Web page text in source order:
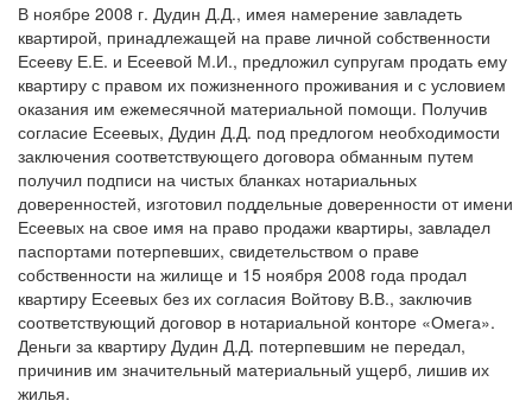
В ноябре 2008 г. Дудин Д.Д., имея намерение завладеть
квартирой, принадлежащей на праве личной собственности
Есееву Е.Е. и Есеевой М.И., предложил супругам продать ему
квартиру с правом их пожизненного проживания и с условием
оказания им ежемесячной материальной помощи. Получив
согласие Есеевых, Дудин Д.Д. под предлогом необходимости
заключения соответствующего договора обманным путем
получил подписи на чистых бланках нотариальных
доверенностей, изготовил поддельные доверенности от имени
Есеевых на свое имя на право продажи квартиры, завладел
паспортами потерпевших, свидетельством о праве
собственности на жилище и 15 ноября 2008 года продал
квартиру Есеевых без их согласия Войтову В.В., заключив
соответствующий договор в нотариальной конторе «Омега».
Деньги за квартиру Дудин Д.Д. потерпевшим не передал,
причинив им значительный материальный ущерб, лишив их
жилья.